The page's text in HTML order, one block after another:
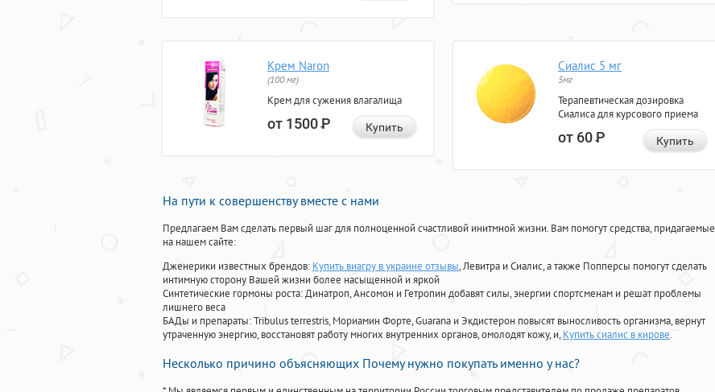
Крем Naron
(100 мг)
Крем для сужения влагалища
от 1500Р Купить
Сиалис 5 мг
5мг
Терапевтическая дозировка
Сиалиса для курсового приема
от 60Р Купить
На пути к совершенству вместе с нами
Предлагаем Вам сделать первый шаг для полноценной счастливой инитмной жизни. Вам помогут средства, придагаемые
на нашем сайте:
Дженерики известных брендов: Купить виагру в украине отзывы, Левитра и Сиалис, а также Попперсы помогут сделать
интимную сторону Вашей жизни более насыщенной и яркой
Синтетические гормоны роста: Динатроп, Ансомон и Гетропин добавят силы, энергии спортсменам и решат проблемы
лишнего веса
БАДы и препараты:Tribulus terrestris, Мориамин Форте, Guarana и Экдистерон повысят выносливость организма, вернут
утраченную энергию, восстановят работу многих внутренних органов, омолодят кожу, и, Купить сиалис в кирове.
Несколько причино объясняющих Почему нужно покупать именно у нас?